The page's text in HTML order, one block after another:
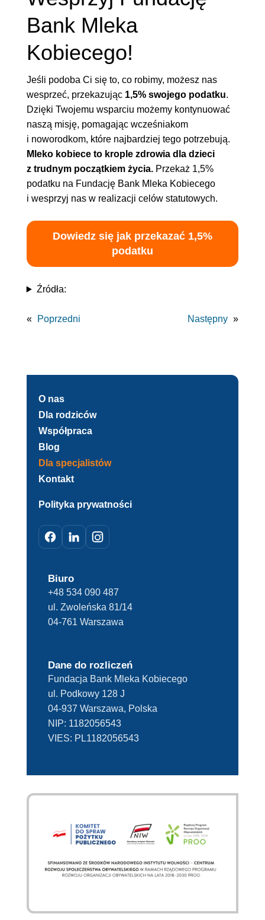
Bank Mleka
Kobiecego!
Jeśli podoba Ci się to, co robimy, możesz nas
wesprzeć, przekazując 1,5% swojego podatku.
Dzięki Twojemu wsparciu możemy kontynuować
naszą misję, pomagając wcześniakom
i noworodkom, które najbardziej tego potrzebują.
Mleko kobiece to krople zdrowia dla dzieci
z trudnym początkiem życia. Przekaż 1,5%
podatku na Fundację Bank Mleka Kobiecego
i wesprzyj nas w realizacji celów statutowych.
Dowiedz się jak przekazać 1,5%
podatku
Źródła:
« Poprzedni Następny »
O nas
Dla rodziców
Współpraca
Blog
Dla specjalistów
Kontakt
Polityka prywatności
Biuro
+48 534 090 487
ul. Zwoleńska 81/14
04-761 Warszawa
Dane do rozliczeń
Fundacja Bank Mleka Kobiecego
ul. Podkowy 128 J
04-937 Warszawa, Polska
NIP: 1182056543
VIES: PL1182056543